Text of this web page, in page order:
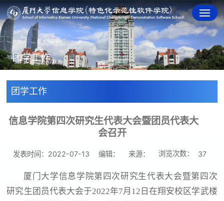
团学工作
团学工作
信息学院第四次研究生代表大会暨团员代表大
会召开
发表时间：2022-07-13 编辑： 来源： 浏览次数： 37
厦门大学信息学院第四次研究生代表大会暨第四次
研究生团员代表大会于2022年7月12日在翔安校区学武楼